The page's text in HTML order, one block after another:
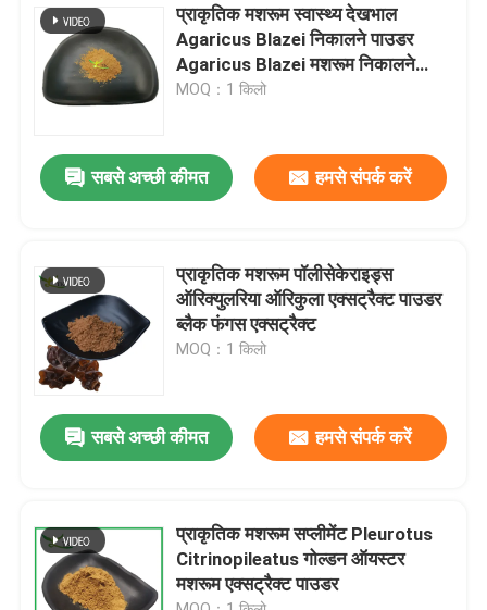
उत्पाद
कारखाना भ्रमण
हमसे संपर्क करें
एक उद्धरण का अनुरोध करें
प्लांट एक्सट्रैक्ट पाउडर
सुपर फूड पाउडर
कॉस्मेटिक कच्चे माल
प्राकृतिक मशरूम स्वास्थ्य देखभाल
Agaricus Blazei निकालने पाउडर
Agaricus Blazei मशरूम निकालने
पाउडर
MOQ：1 किलो
सबसे अच्छी कीमत हमसे संपर्क करें
प्राकृतिक मशरूम पॉलीसेकेराइड्स
ऑरिक्युलरिया ऑरिकुला एक्सट्रैक्ट पाउडर
ब्लैक फंगस एक्सट्रैक्ट
MOQ：1 किलो
सबसे अच्छी कीमत हमसे संपर्क करें
प्राकृतिक मशरूम सप्लीमेंट Pleurotus
Citrinopileatus गोल्डन ऑयस्टर
मशरूम एक्सट्रैक्ट पाउडर